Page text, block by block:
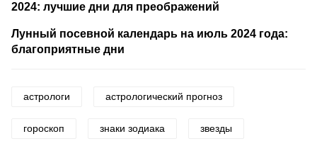
2024: лучшие дни для преображений
Лунный посевной календарь на июль 2024 года:
благоприятные дни
астрологи астрологический прогноз
гороскоп знаки зодиака звезды